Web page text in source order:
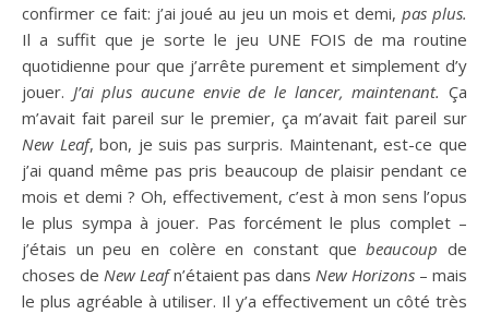
confirmer ce fait: j’ai joué au jeu un mois et demi,pas plus.
Il a suffit que je sorte le jeu UNE FOIS de ma routine
quotidienne pour que j’arrête purement et simplement d’y
jouer. J’ai plus aucune envie de le lancer, maintenant. Ça
m’avait fait pareil sur le premier, ça m’avait fait pareil sur
New Leaf, bon, je suis pas surpris. Maintenant, est-ce que
j’ai quand même pas pris beaucoup de plaisir pendant ce
mois et demi ? Oh, effectivement, c’est à mon sens l’opus
le plus sympa à jouer. Pas forcément le plus complet –
j’étais un peu en colère en constant quebeaucoup de
choses de New Leafn’étaient pas dans New Horizons – mais
le plus agréable à utiliser. Il y’a effectivement un côté très